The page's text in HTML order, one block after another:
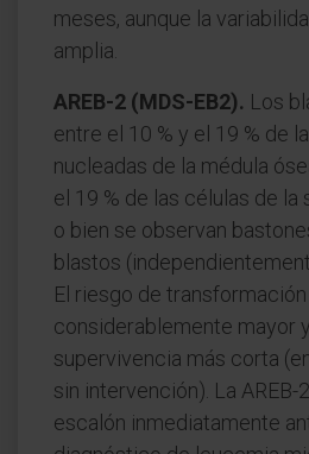
meses, aunque la
amplia.
AREB-2 (MDS-EB2). Los
entre el 10 % y el 19 % de
nucleadas de la médula
el 19 % de las células de la
o bien se observan
blastos
El riesgo de
considerablemente mayor
supervivencia más corta
sin intervención). La AREB-
escalón inmediatamente